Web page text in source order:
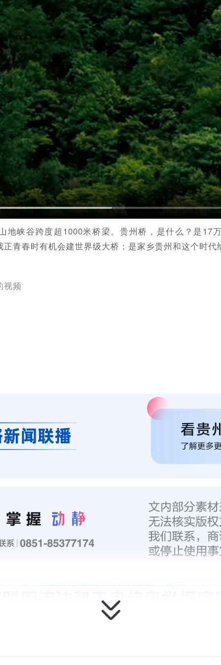
地峡谷跨度超1000米桥梁。贵州桥，是什么？是17
青春时有机会建世界级大桥；是家乡贵州和这个时代
视频